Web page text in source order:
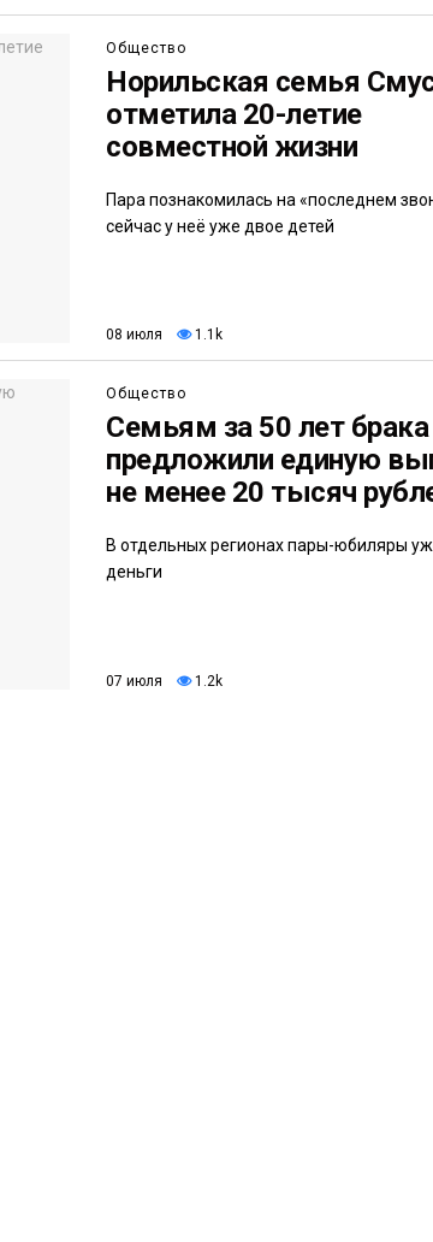
Общество
Норильская семья
отметила 20-летие
совместной жизни
Пара познакомилась на «последнем
сейчас у неё уже двое детей
08 июля 1.1k
Общество
Семьям за 50 лет брака
предложили единую
не менее 20 тысяч
В отдельных регионах пары-юбиляры
деньги
07 июля 1.2k